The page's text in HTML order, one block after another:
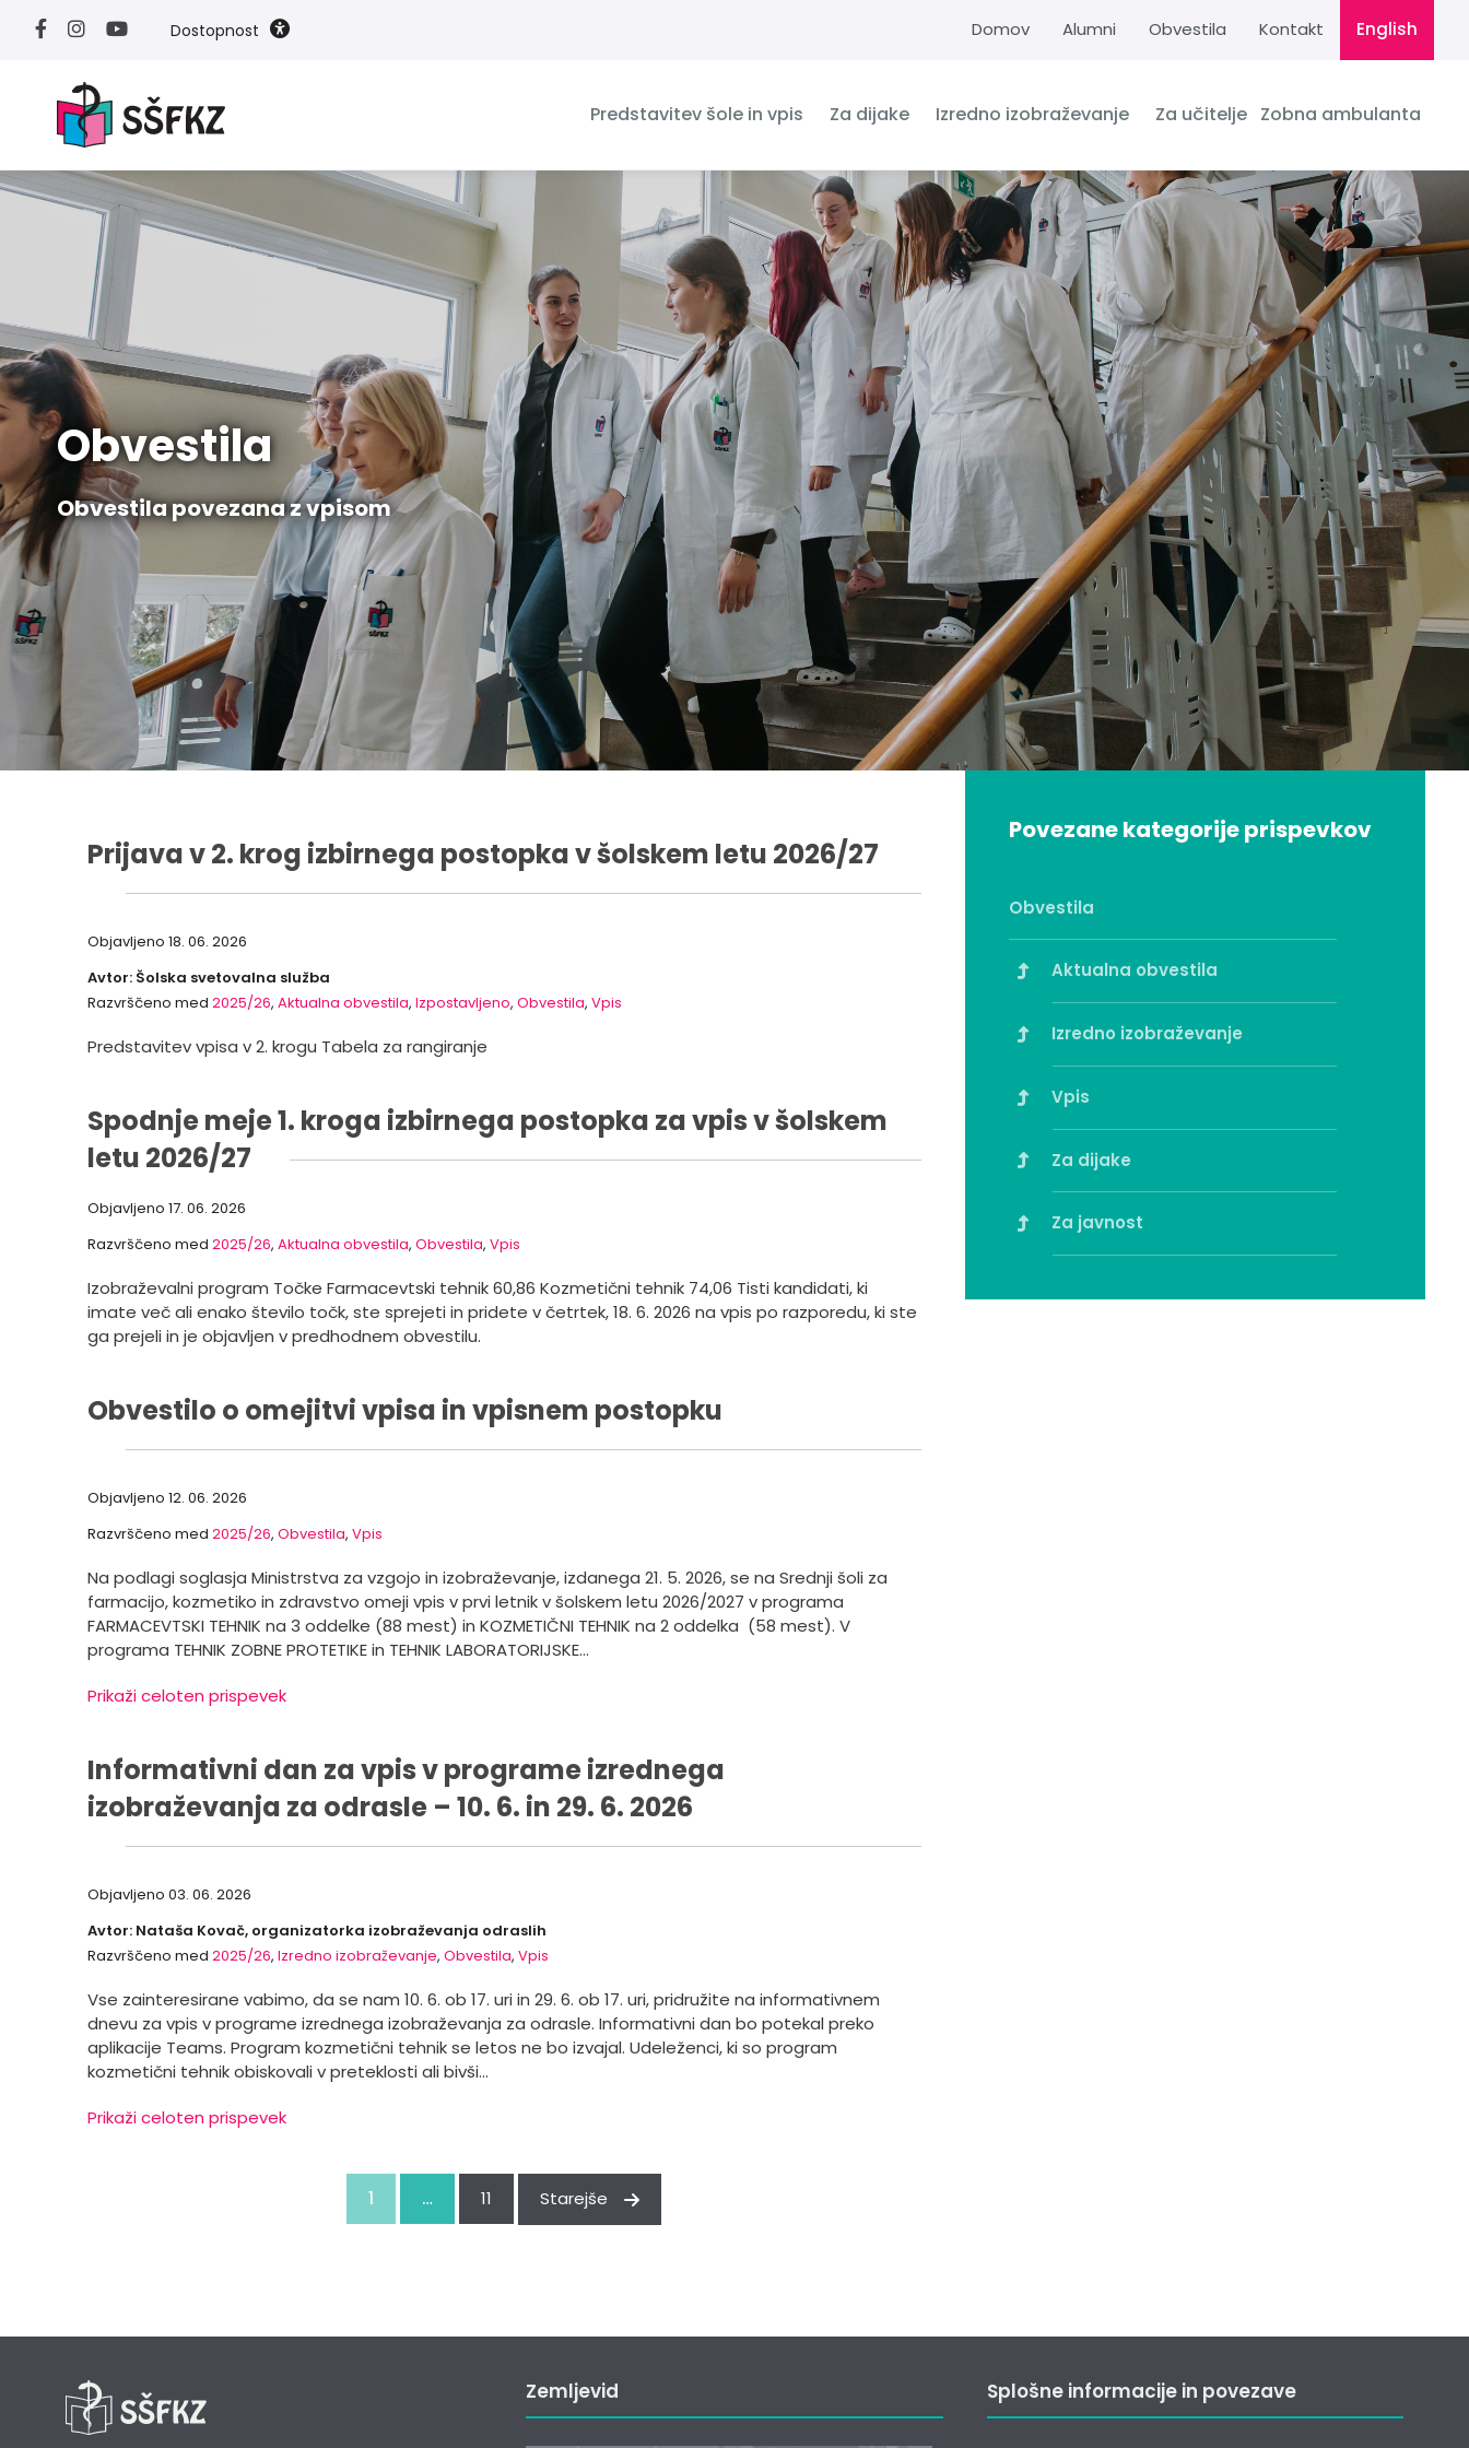
Dostopnost Domov Alumni Obvestila Kontakt English
Predstavitev šole in vpis Za dijake Izredno izobraževanje Za učitelje Zobna ambulanta
Obvestila
Obvestila povezana z vpisom
Prijava v 2. krog izbirnega postopka v šolskem letu 2026/27
Objavljeno 18. 06. 2026
Avtor: Šolska svetovalna služba
Razvrščeno med 2025/26, Aktualna obvestila, Izpostavljeno, Obvestila, Vpis
Predstavitev vpisa v 2. krogu Tabela za rangiranje
Spodnje meje 1. kroga izbirnega postopka za vpis v šolskem
letu 2026/27
Objavljeno 17. 06. 2026
Razvrščeno med 2025/26, Aktualna obvestila, Obvestila, Vpis
Izobraževalni program Točke Farmacevtski tehnik 60,86 Kozmetični tehnik 74,06 Tisti kandidati, ki
imate več ali enako število točk, ste sprejeti in pridete v četrtek, 18. 6. 2026 na vpis po razporedu, ki ste
ga prejeli in je objavljen v predhodnem obvestilu.
Obvestilo o omejitvi vpisa in vpisnem postopku
Objavljeno 12. 06. 2026
Razvrščeno med 2025/26, Obvestila, Vpis
Na podlagi soglasja Ministrstva za vzgojo in izobraževanje, izdanega 21. 5. 2026, se na Srednji šoli za
farmacijo, kozmetiko in zdravstvo omeji vpis v prvi letnik v šolskem letu 2026/2027 v programa
FARMACEVTSKI TEHNIK na 3 oddelke (88 mest) in KOZMETIČNI TEHNIK na 2 oddelka (58 mest). V
programa TEHNIK ZOBNE PROTETIKE in TEHNIK LABORATORIJSKE…
Prikaži celoten prispevek
Informativni dan za vpis v programe izrednega
izobraževanja za odrasle – 10. 6. in 29. 6. 2026
Objavljeno 03. 06. 2026
Avtor: Nataša Kovač, organizatorka izobraževanja odraslih
Razvrščeno med 2025/26, Izredno izobraževanje, Obvestila, Vpis
Vse zainteresirane vabimo, da se nam 10. 6. ob 17. uri in 29. 6. ob 17. uri, pridružite na informativnem
dnevu za vpis v programe izrednega izobraževanja za odrasle. Informativni dan bo potekal preko
aplikacije Teams. Program kozmetični tehnik se letos ne bo izvajal. Udeleženci, ki so program
kozmetični tehnik obiskovali v preteklosti ali bivši…
Prikaži celoten prispevek
1 … 11 Starejše
Povezane kategorije prispevkov
Obvestila
Aktualna obvestila
Izredno izobraževanje
Vpis
Za dijake
Za javnost
Zemljevid Splošne informacije in povezave